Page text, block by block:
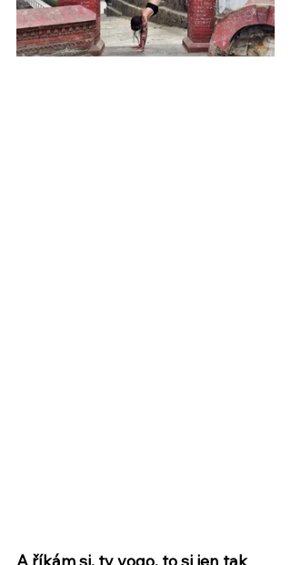
A říkám si, ty vogo, to si jen tak